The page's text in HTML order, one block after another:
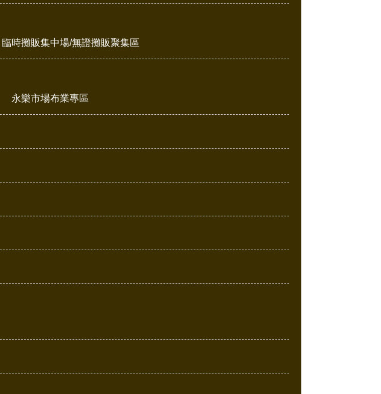
臨時攤販集中場/無證攤販聚集區
永樂市場布業專區